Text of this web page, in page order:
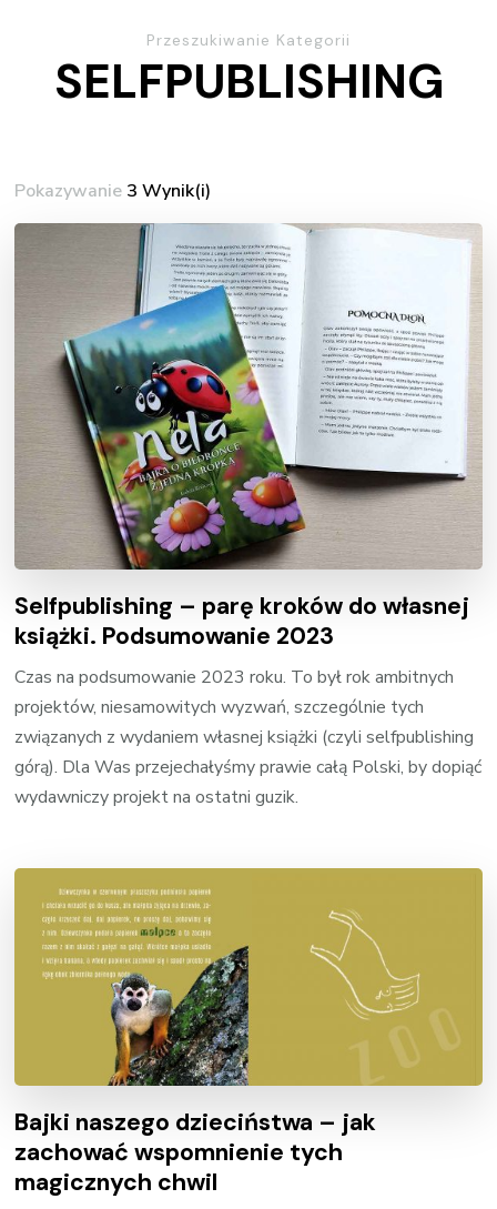
Przeszukiwanie Kategorii
SELFPUBLISHING
Pokazywanie 3 Wynik(i)
Selfpublishing – parę kroków do własnej
książki. Podsumowanie 2023
Czas na podsumowanie 2023 roku. To był rok ambitnych
projektów, niesamowitych wyzwań, szczególnie tych
związanych z wydaniem własnej książki (czyli selfpublishing
górą). Dla Was przejechałyśmy prawie całą Polski, by dopiąć
wydawniczy projekt na ostatni guzik.
Bajki naszego dzieciństwa – jak
zachować wspomnienie tych
magicznych chwil